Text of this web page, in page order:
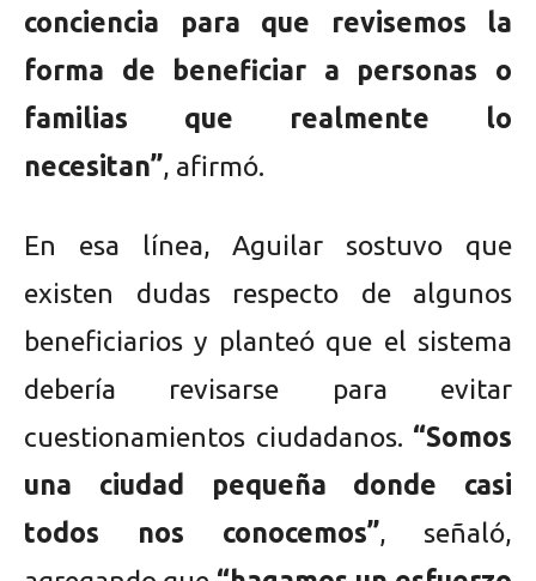
conciencia para que revisemos la
forma de beneficiar a personas o
familias que realmente lo
necesitan”, afirmó.
En esa línea, Aguilar sostuvo que
existen dudas respecto de algunos
beneficiarios y planteó que el sistema
debería revisarse para evitar
cuestionamientos ciudadanos. “Somos
una ciudad pequeña donde casi
todos nos conocemos”, señaló,